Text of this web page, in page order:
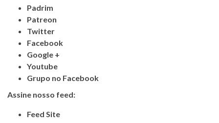
Padrim
Patreon
Twitter
Facebook
Google +
Youtube
Grupo no Facebook
Assine nosso feed:
Feed Site